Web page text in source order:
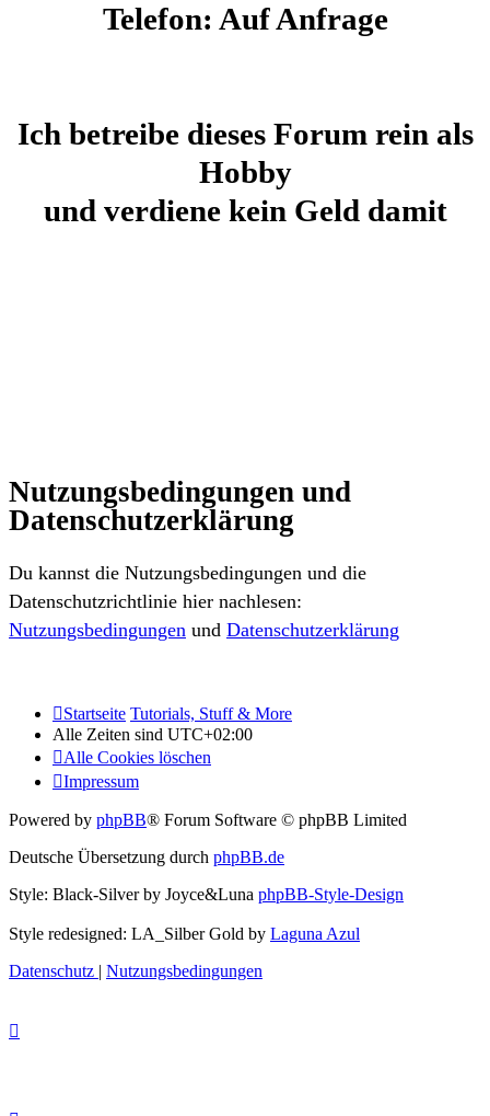
Telefon: Auf Anfrage
Ich betreibe dieses Forum rein als
Hobby
und verdiene kein Geld damit
Nutzungsbedingungen und
Datenschutzerklärung
Du kannst die Nutzungsbedingungen und die
Datenschutzrichtlinie hier nachlesen:
Nutzungsbedingungen und Datenschutzerklärung
Startseite Tutorials, Stuff & More
Alle Zeiten sind UTC+02:00
Alle Cookies löschen
Impressum
Powered by phpBB® Forum Software © phpBB Limited
Deutsche Übersetzung durch phpBB.de
Style: Black-Silver by Joyce&Luna phpBB-Style-Design
Style redesigned: LA_Silber Gold by Laguna Azul
Datenschutz | Nutzungsbedingungen